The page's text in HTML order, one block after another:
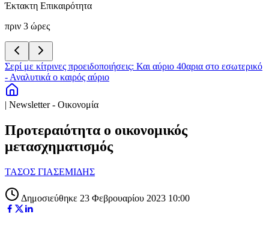
Έκτακτη Επικαιρότητα
πριν 3 ώρες
Σερί με κίτρινες προειδοποιήσεις: Και αύριο 40αρια στο εσωτερικό
- Αναλυτικά ο καιρός αύριο
| Newsletter - Οικονομία
Προτεραιότητα ο οικονομικός
μετασχηματισμός
ΤΑΣΟΣ ΓΙΑΣΕΜΙΔΗΣ
Δημοσιεύθηκε 23 Φεβρουαρίου 2023 10:00